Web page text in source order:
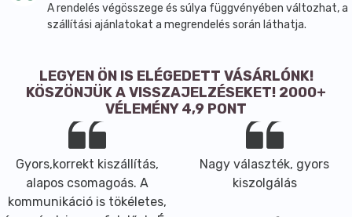
mennyisége 13,6 g. Emellett magnéziumot és vasat is
tartalmaz. Az egyszerű összetétel és a természetes
Főbb hatóanyagok és összetevők
Adagolási egység: 1 adag = 30 g
Napi adag: 30 g
Bio kendermag 30 g
Tápanyagtartalom 100 g termékben:
Energia 2527 kJ / 604 kcal
Zsír 51,2 g
amelyből telített zsírsav 5,6 g
A rendelés végösszege és súlya függvényében változhat, a
szállítási ajánlatokat a megrendelés során láthatja.
LEGYEN ÖN IS ELÉGEDETT VÁSÁRLÓNK!
KÖSZÖNJÜK A VISSZAJELZÉSEKET! 2000+
VÉLEMÉNY 4,9 PONT
Gyors,korrekt kiszállítás,
alapos csomagoás. A
kommunikáció is tökéletes,
Nagy választék, gyors
kiszolgálás